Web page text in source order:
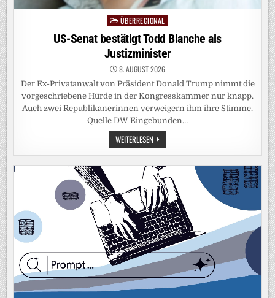
PostedÜBERREGIONAL
US-Senat bestätigt Todd Blanche als
Justizminister
8. AUGUST 2026
Der Ex-Privatanwalt von Präsident Donald Trump nimmt die
vorgeschriebene Hürde in der Kongresskammer nur knapp.
Auch zwei Republikanerinnen verweigern ihm ihre Stimme.
Quelle DW Eingebunden…
WEITERLESEN US-
SENAT
BESTÄTIGT
BLANCHE
ALS
JUSTIZMINISTER